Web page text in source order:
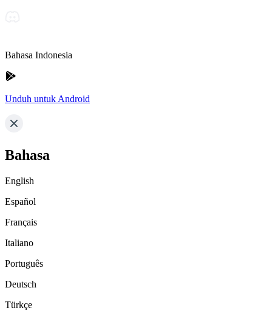
Bahasa Indonesia
Unduh untuk Android
Bahasa
English
Español
Français
Italiano
Português
Deutsch
Türkçe